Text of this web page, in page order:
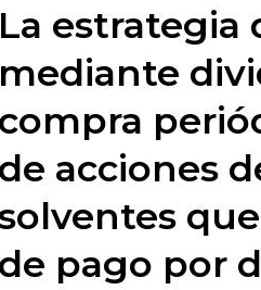
La estrategia
mediante
compra
de acciones
de pago por